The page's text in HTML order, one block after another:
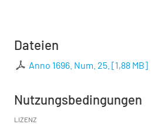
Dateien
Anno 1696. Num. 25. [1,88 MB]
Nutzungsbedingungen
LIZENZ